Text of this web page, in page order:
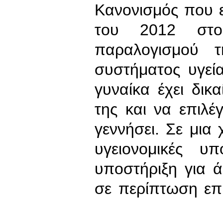
Κανονισμός που
του 2012 στο
παραλογισμού
συστήματος
γυναίκα έχει
της και να
γεννήσει. Σε
υγειονομικές
υποστήριξη για
σε περίπτωση